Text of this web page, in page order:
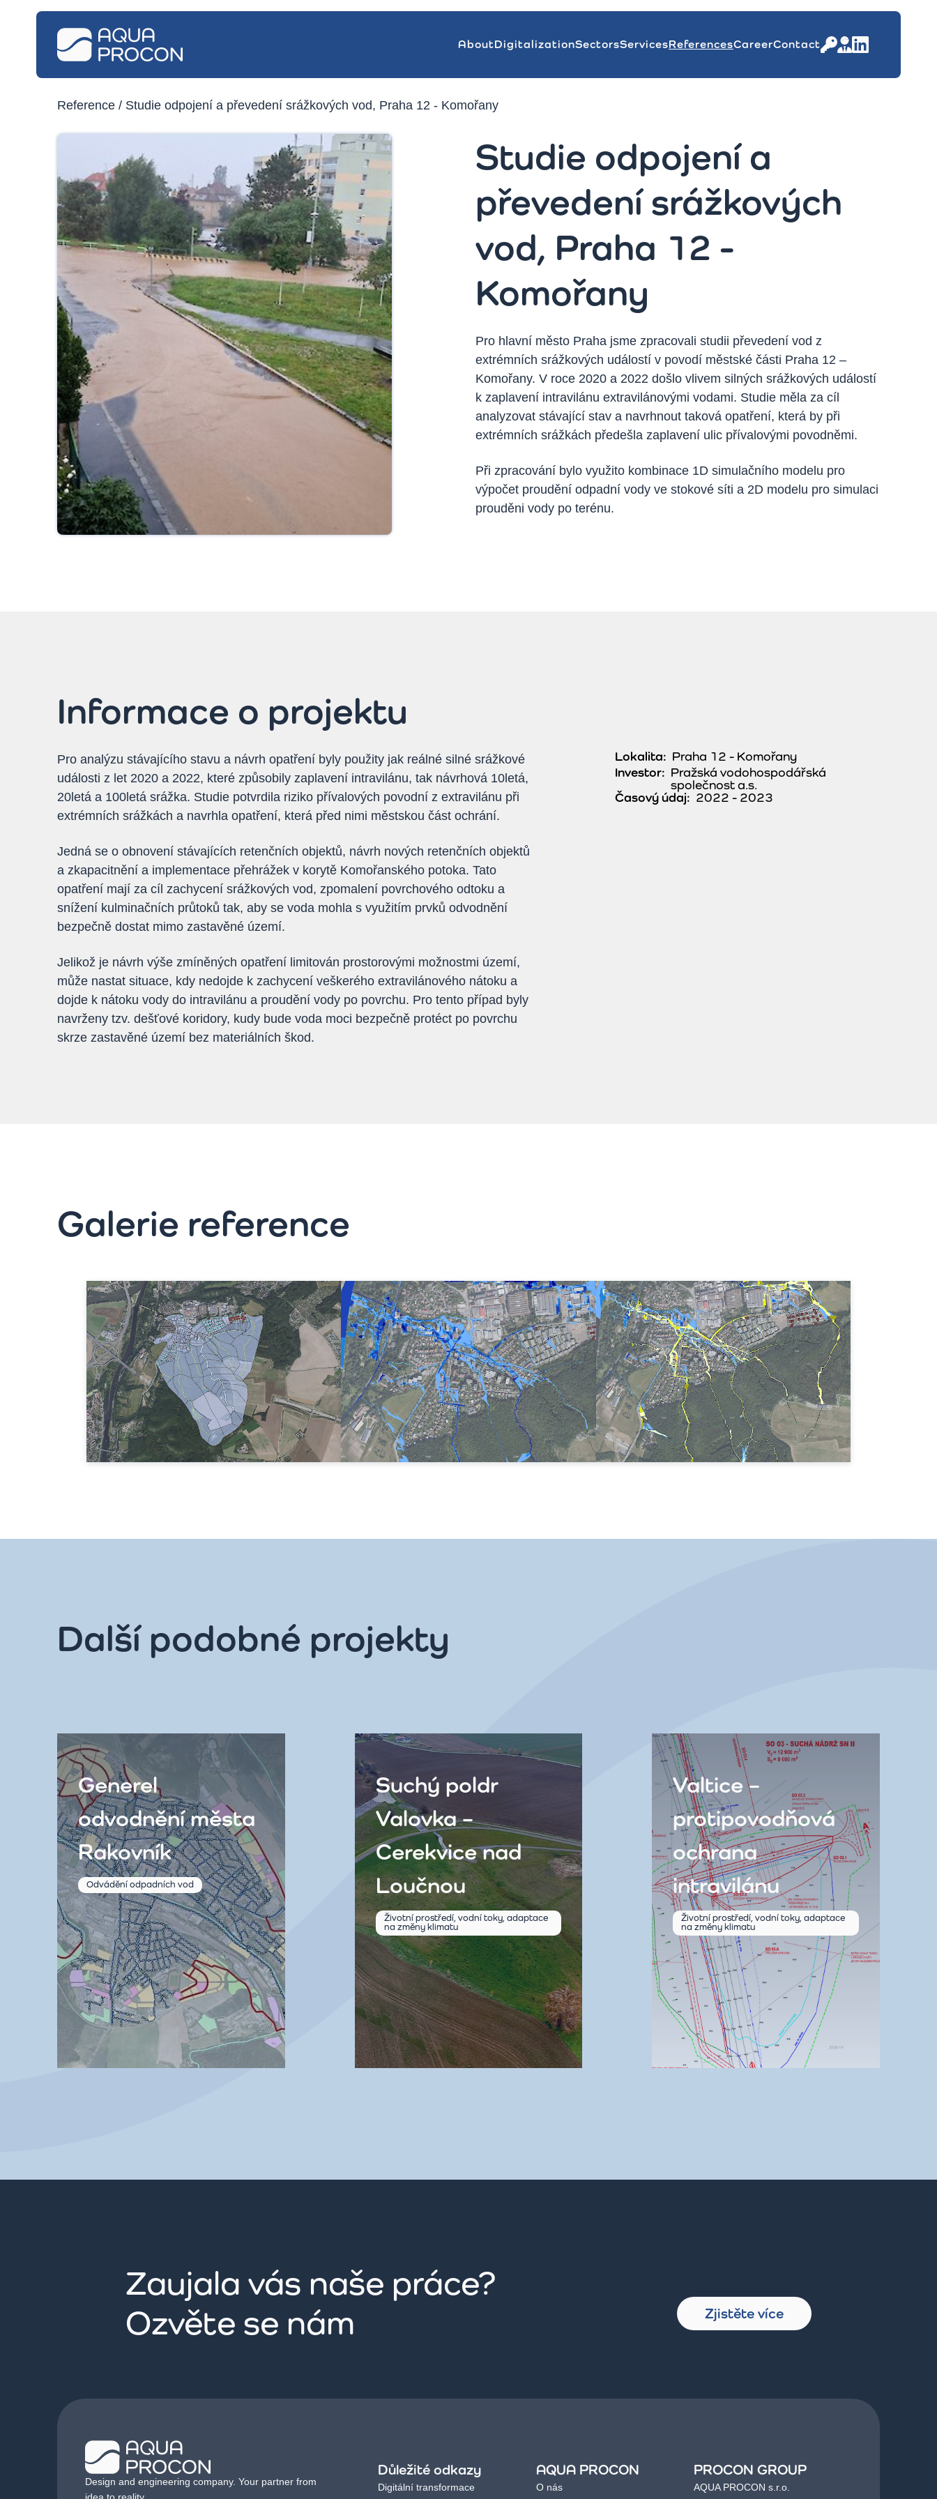
AboutDigitalizationSectorsServicesReferencesCareerContact
Reference / Studie odpojení a převedení srážkových vod, Praha 12 - Komořany
Studie odpojení a
převedení srážkových
vod, Praha 12 -
Komořany
Pro hlavní město Praha jsme zpracovali studii převedení vod z
extrémních srážkových událostí v povodí městské části Praha 12 –
Komořany. V roce 2020 a 2022 došlo vlivem silných srážkových událostí
k zaplavení intravilánu extravilánovými vodami. Studie měla za cíl
analyzovat stávající stav a navrhnout taková opatření, která by při
extrémních srážkách předešla zaplavení ulic přívalovými povodněmi.
Při zpracování bylo využito kombinace 1D simulačního modelu pro
výpočet proudění odpadní vody ve stokové síti a 2D modelu pro simulaci
prouděni vody po terénu.
Informace o projektu
Pro analýzu stávajícího stavu a návrh opatření byly použity jak reálné silné srážkové
události z let 2020 a 2022, které způsobily zaplavení intravilánu, tak návrhová 10letá,
20letá a 100letá srážka. Studie potvrdila riziko přívalových povodní z extravilánu při
extrémních srážkách a navrhla opatření, která před nimi městskou část ochrání.
Jedná se o obnovení stávajících retenčních objektů, návrh nových retenčních objektů
a zkapacitnění a implementace přehrážek v korytě Komořanského potoka. Tato
opatření mají za cíl zachycení srážkových vod, zpomalení povrchového odtoku a
snížení kulminačních průtoků tak, aby se voda mohla s využitím prvků odvodnění
bezpečně dostat mimo zastavěné území.
Jelikož je návrh výše zmíněných opatření limitován prostorovými možnostmi území,
může nastat situace, kdy nedojde k zachycení veškerého extravilánového nátoku a
dojde k nátoku vody do intravilánu a proudění vody po povrchu. Pro tento případ byly
navrženy tzv. dešťové koridory, kudy bude voda moci bezpečně protéct po povrchu
skrze zastavěné území bez materiálních škod.
Lokalita: Praha 12 - Komořany
Investor: Pražská vodohospodářská
společnost a.s.
Časový údaj: 2022 - 2023
Galerie reference
Další podobné projekty
Generel
odvodnění města
Rakovník
Odvádění odpadních vod
Suchý poldr
Valovka –
Cerekvice nad
Loučnou
Životní prostředí, vodní toky, adaptace
na změny klimatu
Valtice –
protipovodňová
ochrana
intravilánu
Životní prostředí, vodní toky, adaptace
na změny klimatu
Zaujala vás naše práce?
Ozvěte se nám
Zjistěte více
Design and engineering company. Your partner from
Důležité odkazy
Digitální transformace
AQUA PROCON
O nás
PROCON GROUP
AQUA PROCON s.r.o.